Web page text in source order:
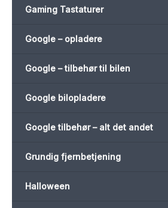
Gaming Tastaturer
Google – opladere
Google – tilbehør til bilen
Google bilopladere
Google tilbehør – alt det andet
Grundig fjernbetjening
Halloween